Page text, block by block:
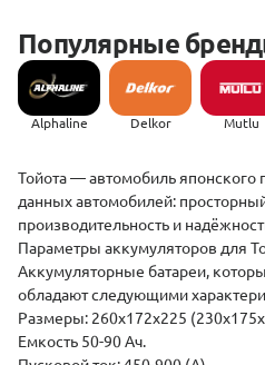
Популярные
Alphaline Delkor Mutlu
Тойота — автомобиль японского
данных автомобилей:
производительность и
Параметры аккумуляторов для
Аккумуляторные батареи,
обладают следующими
Размеры: 260х172х225
Емкость 50-90 Ач.